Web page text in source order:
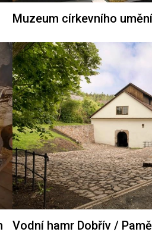
Muzeum církevního
Vodní hamr Dobřív /